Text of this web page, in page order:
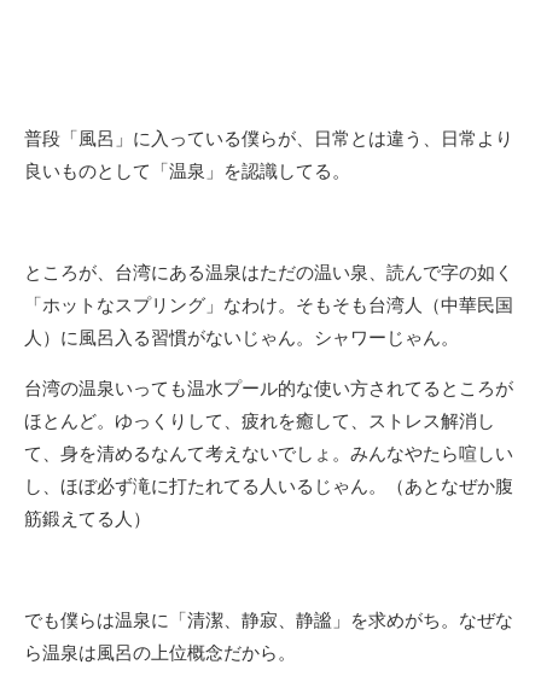
普段「風呂」に入っている僕らが、日常とは違う、日常より
良いものとして「温泉」を認識してる。
ところが、台湾にある温泉はただの温い泉、読んで字の如く
「ホットなスプリング」なわけ。そもそも台湾人（中華民国
人）に風呂入る習慣がないじゃん。シャワーじゃん。
台湾の温泉いっても温水プール的な使い方されてるところが
ほとんど。ゆっくりして、疲れを癒して、ストレス解消し
て、身を清めるなんて考えないでしょ。みんなやたら喧しい
し、ほぼ必ず滝に打たれてる人いるじゃん。（あとなぜか腹
筋鍛えてる人）
でも僕らは温泉に「清潔、静寂、静謐」を求めがち。なぜな
ら温泉は風呂の上位概念だから。